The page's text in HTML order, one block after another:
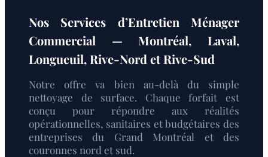
Nos Services d’Entretien Ménager
Commercial — Montréal, Laval,
Longueuil, Rive-Nord et Rive-Sud
Notre offre va bien au-delà du simple
nettoyage de surface. Chaque forfait est
conçu pour répondre aux réalités
opérationnelles, sanitaires et budgétaires des
entreprises du Grand Montréal et des
couronnes nord et sud.